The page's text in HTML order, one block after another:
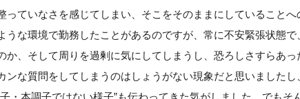
っていなさを感じてしまい、そこをそのままにしていることへ
うな環境で勤務したことがあるのですが、常に不安緊張状態で
か、そして周りを過剰に気にしてしまうし、恐ろしさすらあっ
ンな質問をしてしまうのはしょうがない現象だと思いましたし
・本調子ではない様子”も伝わってきた気がしました。でもそ